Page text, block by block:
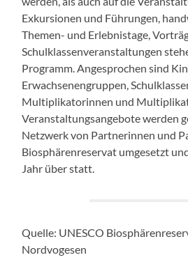
Exkursionen und Führungen,
Themen- und Erlebnistage,
Schulklassenveranstaltungen
Programm. Angesprochen sind
Erwachsenengruppen,
Multiplikatorinnen und
Veranstaltungsangebote werden
Netzwerk von Partnerinnen und
Biosphärenreservat umgesetzt
Jahr über statt.
Quelle: UNESCO
Nordvogesen